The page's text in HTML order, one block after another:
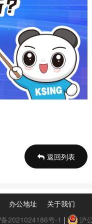
返回列表
办公地址
关于我们
2021024186号-1 | 沪